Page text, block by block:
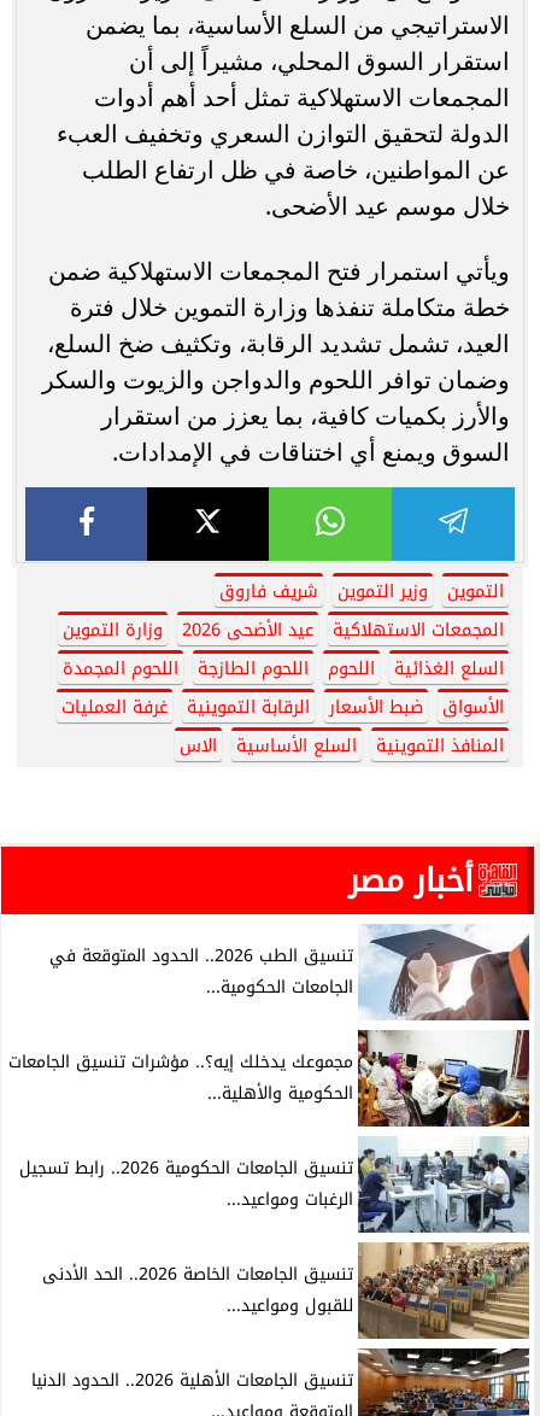
الاستراتيجي من السلع الأساسية، بما يضمن
استقرار السوق المحلي، مشيراً إلى أن
المجمعات الاستهلاكية تمثل أحد أهم أدوات
الدولة لتحقيق التوازن السعري وتخفيف العبء
عن المواطنين، خاصة في ظل ارتفاع الطلب
خلال موسم عيد الأضحى.
ويأتي استمرار فتح المجمعات الاستهلاكية ضمن
خطة متكاملة تنفذها وزارة التموين خلال فترة
العيد، تشمل تشديد الرقابة، وتكثيف ضخ السلع،
وضمان توافر اللحوم والدواجن والزيوت والسكر
والأرز بكميات كافية، بما يعزز من استقرار
السوق ويمنع أي اختناقات في الإمدادات.
التموين وزير التموين
شريف فاروق
المجمعات الاستهلاكية
عيد الأضحى 2026
وزارة التموين
السلع الغذائية
اللحوم اللحوم الطازجة
اللحوم المجمدة
الأسواق
ضبط الأسعار الرقابة التموينية
غرفة العمليات
المنافذ التموينية
السلع الأساسية الاس
أخبار مصر
تنسيق الطب 2026.. الحدود المتوقعة في
الجامعات الحكومية...
مجموعك يدخلك إيه؟.. مؤشرات تنسيق الجامعات
الحكومية والأهلية...
تنسيق الجامعات الحكومية 2026.. رابط تسجيل
الرغبات ومواعيد...
تنسيق الجامعات الخاصة 2026.. الحد الأدنى
للقبول ومواعيد...
تنسيق الجامعات الأهلية 2026.. الحدود الدنيا